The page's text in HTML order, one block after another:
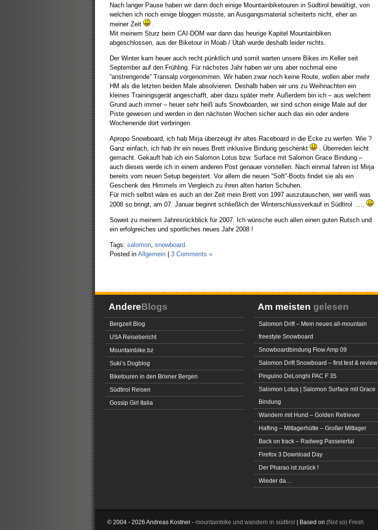
Nach langer Pause haben wir dann doch einige Mountainbiketouren in Südtirol bewältigt, von
welchen ich noch einige bloggen müsste, an Ausgangsmaterial scheiterts nicht, eher an
meiner Zeit
.
Mit meinem Sturz beim CAI-DOM war dann das heurige Kapitel Mountainbiken
abgeschlossen, aus der Biketour in Moab / Utah wurde deshalb leider nichts.
Der Winter kam heuer auch recht pünktlich und somit warten unsere Bikes im Keller seit
September auf den Frühling. Für nächstes Jahr haben wir uns aber nochmal eine
“anstrengende” Transalp vorgenommen. Wir haben zwar noch keine Route, wollen aber mehr
HM als die letzten beiden Male absolvieren. Deshalb haben wir uns zu Weihnachten ein
kleines Trainingsgerät angeschafft, aber dazu später mehr. Außerdem bin ich – aus welchem
Grund auch immer – heuer sehr heiß aufs Snowboarden, wir sind schon einige Male auf der
Piste gewesen und werden in den nächsten Wochen sicher auch das ein oder andere
Wochenende dort verbringen.
Apropo Snowboard, ich hab Mirja überzeugt ihr altes Raceboard in die Ecke zu werfen. Wie ?
Ganz einfach, ich hab ihr ein neues Brett inklusive Bindung geschenkt
. Überreden leicht
gemacht. Gekauft hab ich ein Salomon Lotus bzw. Surface mit Salomon Grace Bindung –
auch dieses werde ich in einem anderen Post genauer vorstellen. Nach einmal fahren ist Mirja
bereits vom neuen Setup begeistert. Vor allem die neuen “Soft”-Boots findet sie als ein
Geschenk des Himmels im Vergleich zu ihren alten harten Schuhen.
Für mich selbst wäre es auch an der Zeit mein Brett von 1997 auszutauschen, wer weiß was
2008 so bringt, am 07. Januar beginnt schließlich der Winterschlussverkauf in Südtirol …..
Soweit zu meinem Jahresrückblick für 2007. Ich wünsche euch allen einen guten Rutsch und
ein erfolgreiches und sportliches neues Jahr 2008 !
Tags: salomon, snowboard
Posted in Allgemein| 3 Comments »
AndereBlogs
Bergzeit Blog
USA Reisebericht
Mountainbike.bz
Suki’s Dogblog
Biketouren in den Brixner Bergen
Südtirol Reisen
Gossip Girl Italia
Am meisten gelesen
Salomon Drift – Mein neues all-mountain
freestyle Snowboard
Snowboardbindung Flow Amp 09
Salomon Drift Snowboard – first test & review
Pinguino DeLonghi PAC F 35
Salomon Lotus | Salomon Surface mit Grace
Bindung
Wandern mit Hund – Golden Retriever
Hafling – Mittagerhütte – Großer Mittager
Back on track – Radweg Passeiertal
Firefox 3 Download Day
Der Pharao ist zurück !
Wieder da…
© 2004 - 2026 Andreas Kostner - mountainbike und wandern in südtirol | Based on (Not so) Fresh